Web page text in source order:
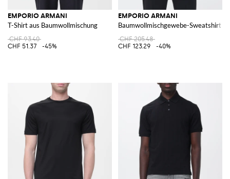
EMPORIO ARMANI
T-Shirt aus Baumwollmischung
CHF 93.40
CHF 51.37
-45%
EMPORIO ARMANI
Baumwollmischgewebe-Sweatshirt
CHF 205.48
CHF 123.29
-40%